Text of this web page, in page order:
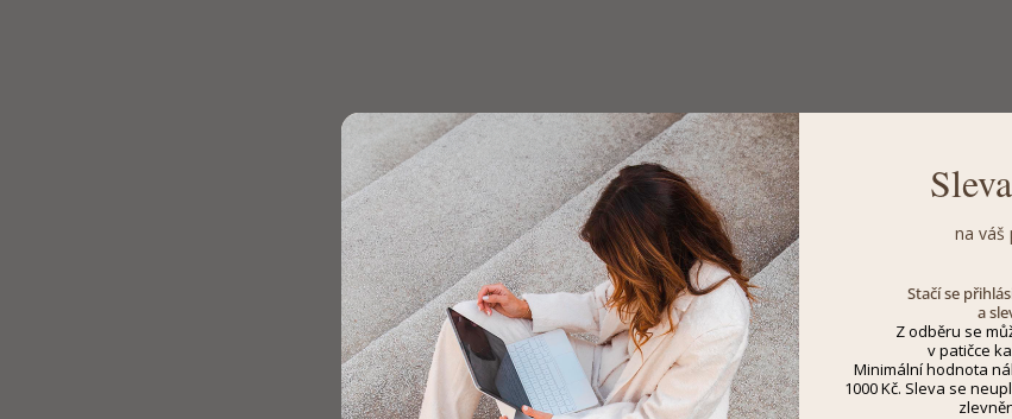
na váš
Stačí se
a
Z odběru se
v patičce
Minimální hodnota
1000 Kč. Sleva se